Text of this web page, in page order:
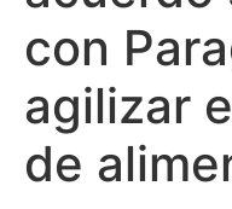
con
agilizar
de